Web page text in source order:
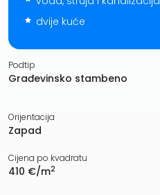
dvije kuće
Podtip
Građevinsko stambeno
Orijentacija
Zapad
Cijena po kvadratu
410 €/m2